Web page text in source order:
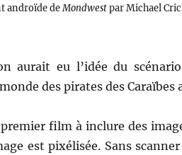
androïde de Mondwestpar Michael
aurait eu l’idée du
des pirates des Caraïbes
film à inclure des
est pixélisée. Sans